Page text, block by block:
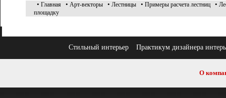
• Главная • Арт-векторы • Лестницы • Примеры расчета лестниц •
площадку
Стильный интерьер Практикум дизайнера
О